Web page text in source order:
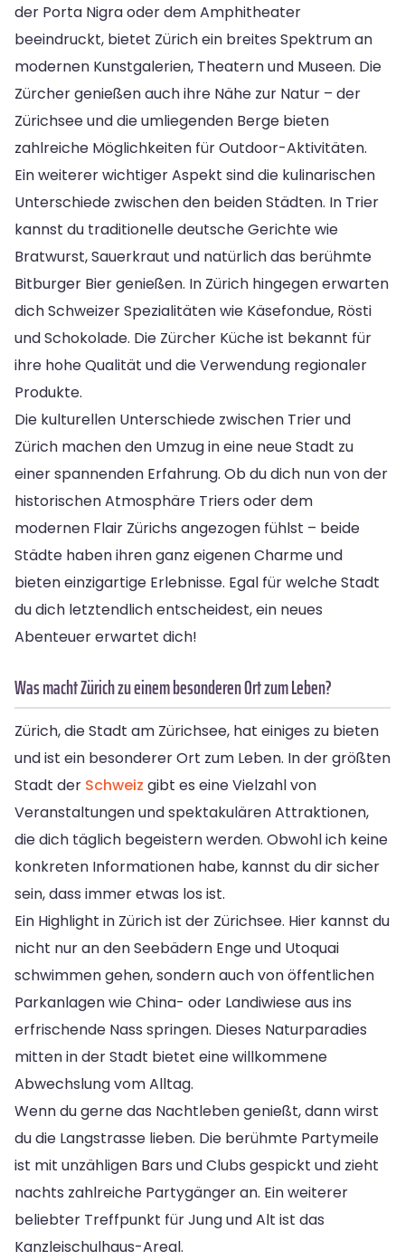
der Porta Nigra oder dem Amphitheater
beeindruckt, bietet Zürich ein breites Spektrum an
modernen Kunstgalerien, Theatern und Museen. Die
Zürcher genießen auch ihre Nähe zur Natur – der
Zürichsee und die umliegenden Berge bieten
zahlreiche Möglichkeiten für Outdoor-Aktivitäten.
Ein weiterer wichtiger Aspekt sind die kulinarischen
Unterschiede zwischen den beiden Städten. In Trier
kannst du traditionelle deutsche Gerichte wie
Bratwurst, Sauerkraut und natürlich das berühmte
Bitburger Bier genießen. In Zürich hingegen erwarten
dich Schweizer Spezialitäten wie Käsefondue, Rösti
und Schokolade. Die Zürcher Küche ist bekannt für
ihre hohe Qualität und die Verwendung regionaler
Produkte.
Die kulturellen Unterschiede zwischen Trier und
Zürich machen den Umzug in eine neue Stadt zu
einer spannenden Erfahrung. Ob du dich nun von der
historischen Atmosphäre Triers oder dem
modernen Flair Zürichs angezogen fühlst – beide
Städte haben ihren ganz eigenen Charme und
bieten einzigartige Erlebnisse. Egal für welche Stadt
du dich letztendlich entscheidest, ein neues
Abenteuer erwartet dich!
Was macht Zürich zu einem besonderen Ort zum Leben?
Zürich, die Stadt am Zürichsee, hat einiges zu bieten
und ist ein besonderer Ort zum Leben. In der größten
Stadt der Schweiz gibt es eine Vielzahl von
Veranstaltungen und spektakulären Attraktionen,
die dich täglich begeistern werden. Obwohl ich keine
konkreten Informationen habe, kannst du dir sicher
sein, dass immer etwas los ist.
Ein Highlight in Zürich ist der Zürichsee. Hier kannst du
nicht nur an den Seebädern Enge und Utoquai
schwimmen gehen, sondern auch von öffentlichen
Parkanlagen wie China- oder Landiwiese aus ins
erfrischende Nass springen. Dieses Naturparadies
mitten in der Stadt bietet eine willkommene
Abwechslung vom Alltag.
Wenn du gerne das Nachtleben genießt, dann wirst
du die Langstrasse lieben. Die berühmte Partymeile
ist mit unzähligen Bars und Clubs gespickt und zieht
nachts zahlreiche Partygänger an. Ein weiterer
beliebter Treffpunkt für Jung und Alt ist das
Kanzleischulhaus-Areal.